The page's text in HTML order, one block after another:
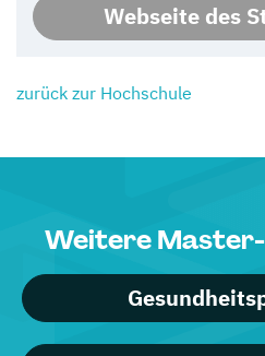
Webseite des
zurück zur Hochschule
Weitere